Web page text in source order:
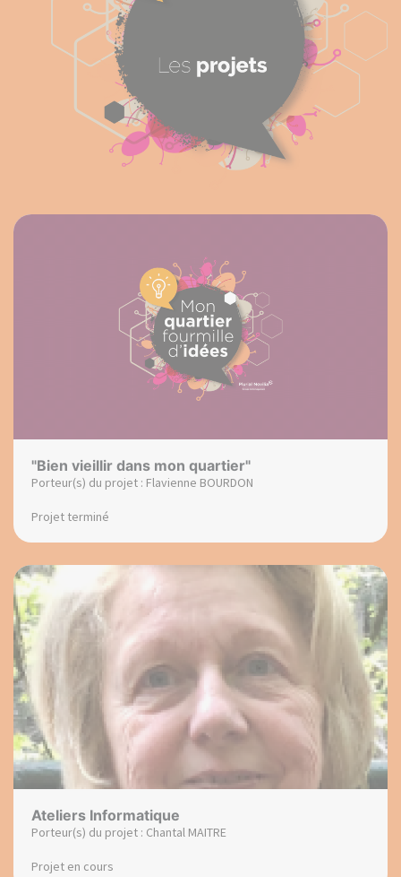
"Bien vieillir dans mon quartier"
Porteur(s) du projet : Flavienne BOURDON
Projet terminé
Ateliers Informatique
Porteur(s) du projet : Chantal MAITRE
Projet en cours